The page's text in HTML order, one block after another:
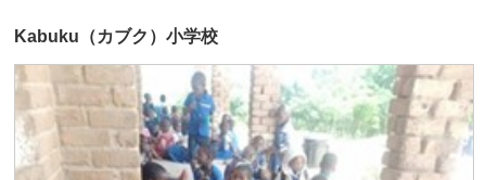
Kabuku（カブク）小学校